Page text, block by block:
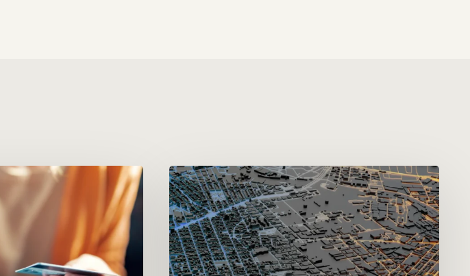
Megatendencias
#04:
La
urbanización.
Un
nuevo
modelo
de
ciudad.